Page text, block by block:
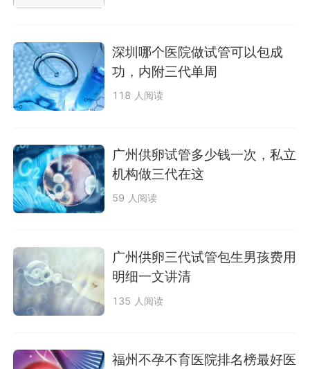
深圳哪个医院做试管可以包成
功，内附三代单周
118 人阅读
广州供卵试管多少钱一次，私立
机构做三代在这
59 人阅读
广州供卵三代试管包生男孩费用
明细一文讲清
135 人阅读
福州不孕不育医院排名榜最好医